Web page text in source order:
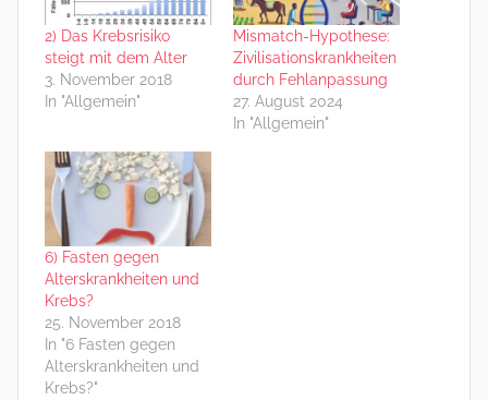
2) Das Krebsrisiko
steigt mit dem Alter
3. November 2018
In "Allgemein"
Mismatch-Hypothese:
Zivilisationskrankheiten
durch Fehlanpassung
27. August 2024
In "Allgemein"
6) Fasten gegen
Alterskrankheiten und
Krebs?
25. November 2018
In "6 Fasten gegen
Alterskrankheiten und
Krebs?"